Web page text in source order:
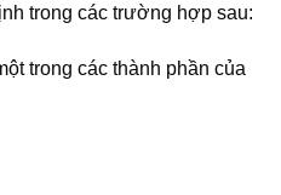
trong các trường hợp sau:
trong các thành phần của